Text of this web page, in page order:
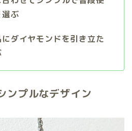
ぶ
ダイヤモンドを引き立た
ンプルなデザイン